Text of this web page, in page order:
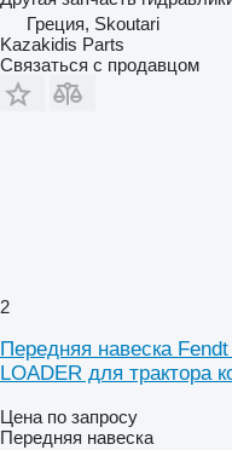
Греция, Skoutari
Kazakidis Parts
Связаться с продавцом
2
Передняя навеска
LOADER для трактора
Цена по запросу
Передняя навеска